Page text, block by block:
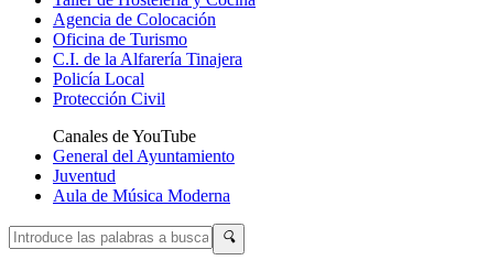
Agencia de Colocación
Oficina de Turismo
C.I. de la Alfarería Tinajera
Policía Local
Protección Civil
Canales de YouTube
General del Ayuntamiento
Juventud
Aula de Música Moderna
🔍